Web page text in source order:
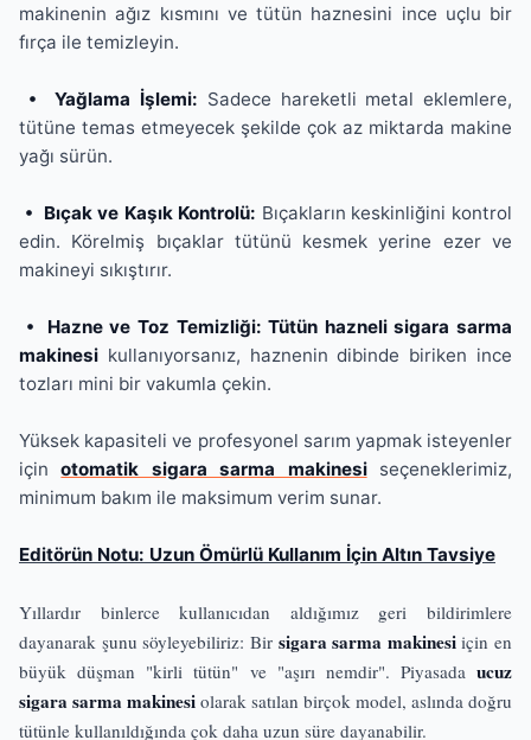
makinenin ağız kısmını ve tütün haznesini ince uçlu bir
fırça ile temizleyin.
• Yağlama İşlemi: Sadece hareketli metal eklemlere,
tütüne temas etmeyecek şekilde çok az miktarda makine
yağı sürün.
• Bıçak ve Kaşık Kontrolü: Bıçakların keskinliğini kontrol
edin. Körelmiş bıçaklar tütünü kesmek yerine ezer ve
makineyi sıkıştırır.
• Hazne ve Toz Temizliği: Tütün hazneli sigara sarma
makinesi kullanıyorsanız, haznenin dibinde biriken ince
tozları mini bir vakumla çekin.
Yüksek kapasiteli ve profesyonel sarım yapmak isteyenler
içinotomatik sigara sarma makinesiseçeneklerimiz,
minimum bakım ile maksimum verim sunar.
Editörün Notu: Uzun Ömürlü Kullanım İçin Altın Tavsiye
Yıllardır binlerce kullanıcıdan aldığımız geri bildirimlere
dayanarak şunu söyleyebiliriz: Bir sigara sarma makinesiiçin en
büyük düşman "kirli tütün" ve "aşırı nemdir". Piyasada ucuz
sigara sarma makinesi olarak satılan birçok model, aslında doğru
tütünle kullanıldığında çok daha uzun süre dayanabilir.